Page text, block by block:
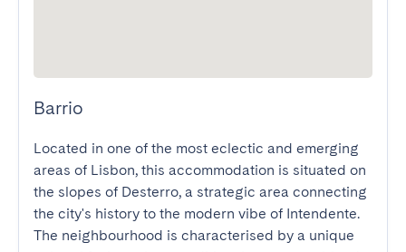
Barrio
Located in one of the most eclectic and emerging
areas of Lisbon, this accommodation is situated on
the slopes of Desterro, a strategic area connecting
the city's history to the modern vibe of Intendente.
The neighbourhood is characterised by a unique